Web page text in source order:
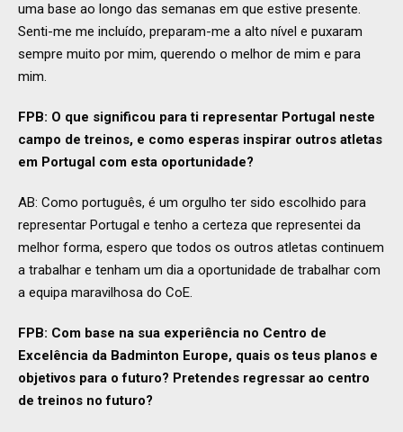
uma base ao longo das semanas em que estive presente.
Senti-me me incluído, preparam-me a alto nível e puxaram
sempre muito por mim, querendo o melhor de mim e para
mim.
FPB: O que significou para ti representar Portugal neste
campo de treinos, e como esperas inspirar outros atletas
em Portugal com esta oportunidade?
AB: Como português, é um orgulho ter sido escolhido para
representar Portugal e tenho a certeza que representei da
melhor forma, espero que todos os outros atletas continuem
a trabalhar e tenham um dia a oportunidade de trabalhar com
a equipa maravilhosa do CoE.
FPB: Com base na sua experiência no Centro de
Excelência da Badminton Europe, quais os teus planos e
objetivos para o futuro? Pretendes regressar ao centro
de treinos no futuro?